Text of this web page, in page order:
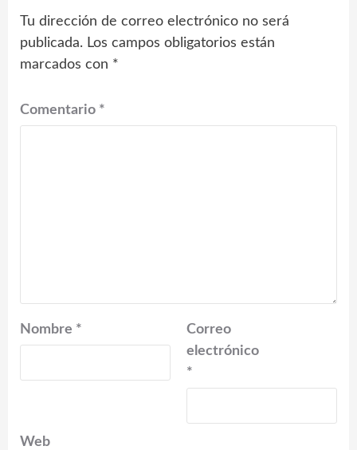
Tu dirección de correo electrónico no será
publicada. Los campos obligatorios están
marcados con *
Comentario *
Nombre *
Correo
electrónico
*
Web